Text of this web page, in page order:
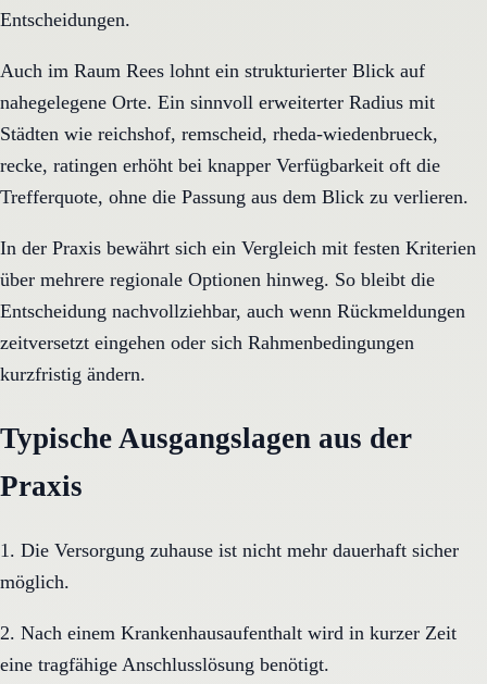
Entscheidungen.
Auch im Raum Rees lohnt ein strukturierter Blick auf
nahegelegene Orte. Ein sinnvoll erweiterter Radius mit
Städten wie reichshof, remscheid, rheda-wiedenbrueck,
recke, ratingen erhöht bei knapper Verfügbarkeit oft die
Trefferquote, ohne die Passung aus dem Blick zu verlieren.
In der Praxis bewährt sich ein Vergleich mit festen Kriterien
über mehrere regionale Optionen hinweg. So bleibt die
Entscheidung nachvollziehbar, auch wenn Rückmeldungen
zeitversetzt eingehen oder sich Rahmenbedingungen
kurzfristig ändern.
Typische Ausgangslagen aus der
Praxis
1. Die Versorgung zuhause ist nicht mehr dauerhaft sicher
möglich.
2. Nach einem Krankenhausaufenthalt wird in kurzer Zeit
eine tragfähige Anschlusslösung benötigt.